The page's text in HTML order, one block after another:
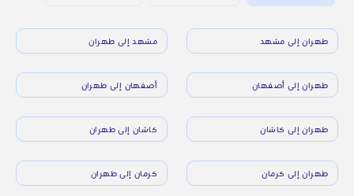
طهران إلى مشهد مشهد إلى طهران
طهران إلى أصفهان أصفهان إلى طهران
طهران إلى كاشان كاشان إلى طهران
طهران إلى كرمان كرمان إلى طهران